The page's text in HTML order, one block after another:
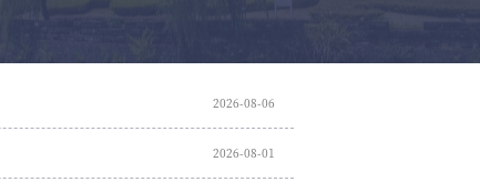
2026-08-06
2026-08-01